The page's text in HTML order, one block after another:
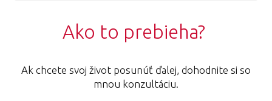
Ako to prebieha?
Ak chcete svoj život posunúť ďalej, dohodnite si so
mnou konzultáciu.